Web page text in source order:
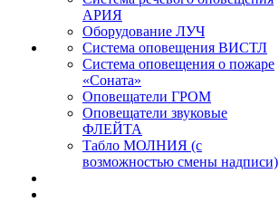
АРИЯ
Оборудование ЛУЧ
Система оповещения ВИСТЛ
Система оповещения о пожаре
«Соната»
Оповещатели ГРОМ
Оповещатели звуковые
ФЛЕЙТА
Табло МОЛНИЯ (с
возможностью смены надписи)